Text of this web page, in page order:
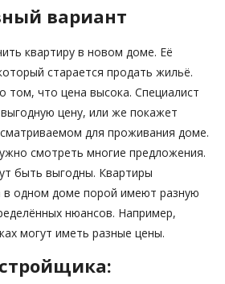
вариант
квартиру в новом доме. Её
старается продать жильё.
том, что цена высока. Специалист
цену, или же покажет
для проживания доме.
смотреть многие предложения.
быть выгодны. Квартиры
в одном доме порой имеют разную
нюансов. Например,
могут иметь разные цены.